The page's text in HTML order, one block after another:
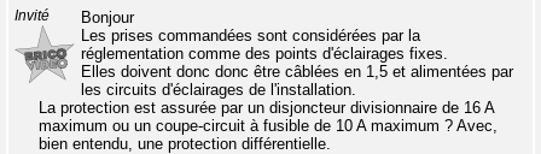
Invité
Bonjour
Les prises commandées sont considérées par la
réglementation comme des points d'éclairages fixes.
Elles doivent donc donc être câblées en 1,5 et alimentées par
les circuits d'éclairages de l'installation.
La protection est assurée par un disjoncteur divisionnaire de 16 A
maximum ou un coupe-circuit à fusible de 10 A maximum ? Avec,
bien entendu, une protection différentielle.